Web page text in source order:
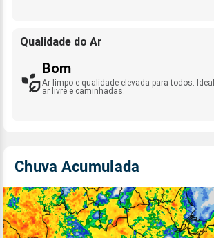
Qualidade do Ar
Bom
Ar limpo e qualidade elevada para todos.
ar livre e caminhadas.
Chuva Acumulada